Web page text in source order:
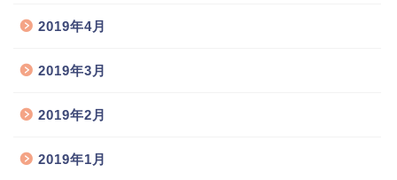
2019年4月
2019年3月
2019年2月
2019年1月